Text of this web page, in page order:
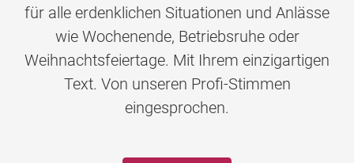
für alle erdenklichen Situationen und Anlässe
wie Wochenende, Betriebsruhe oder
Weihnachtsfeiertage. Mit Ihrem einzigartigen
Text. Von unseren Profi-Stimmen
eingesprochen.